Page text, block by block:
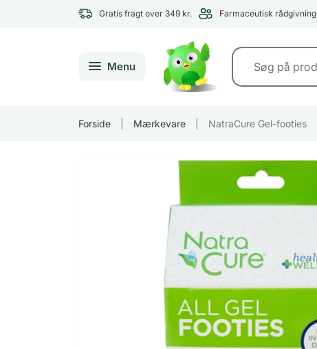
Gratis fragt over 349 kr. Farmaceutisk rådgivning
Menu
Forside Mærkevare NatraCure Gel-footies